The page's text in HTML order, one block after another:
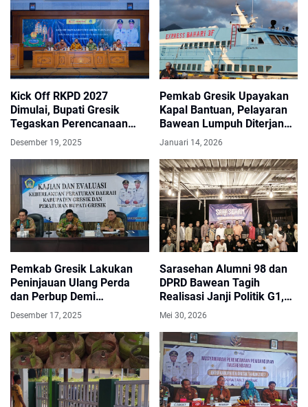
Kick Off RKPD 2027
Dimulai, Bupati Gresik
Tegaskan Perencanaan
Harus Transparan
Desember 19, 2025
Pemkab Gresik Upayakan
Kapal Bantuan, Pelayaran
Bawean Lumpuh Diterjang
Cuaca Buruk
Januari 14, 2026
Pemkab Gresik Lakukan
Peninjauan Ulang Perda
dan Perbup Demi
Efektivitas Regulasi
Desember 17, 2025
Sarasehan Alumni 98 dan
DPRD Bawean Tagih
Realisasi Janji Politik G1,
Dorong Transportasi Laut
yang Lebih Layak
Mei 30, 2026